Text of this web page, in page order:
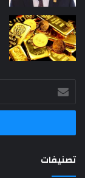
أدخل
بريدك
الإلكتروني
تصنيفات